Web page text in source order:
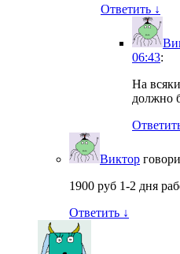
Ответить ↓
06:43:
На
должно
Виктор
1900 руб 1-2 дня
Ответить ↓